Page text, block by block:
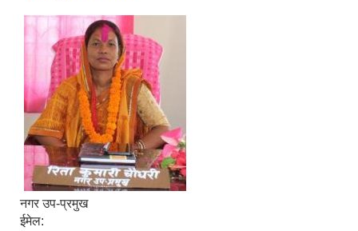
नगर उप-प्रमुख
ईमेल: